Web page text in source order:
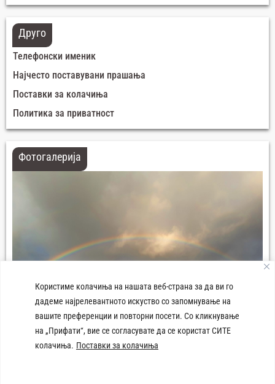
Користиме колачиња на нашата веб-страна за да ви го
дадеме најрелевантното искуство со запомнување на
вашите преференции и повторни посети. Со кликнување
на „Прифати“, вие се согласувате да се користат СИТЕ
колачиња. Поставки за колачиња
Друго
Телефонски именик
Најчесто поставувани прашања
Поставки за колачиња
Политика за приватност
Фотогалерија